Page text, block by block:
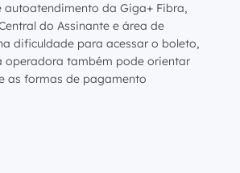
da Giga+ Fibra,
do Assinante e área de
dificuldade para acessar o boleto,
operadora também pode orientar
as formas de pagamento